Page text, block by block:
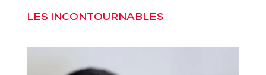
LES INCONTOURNABLES